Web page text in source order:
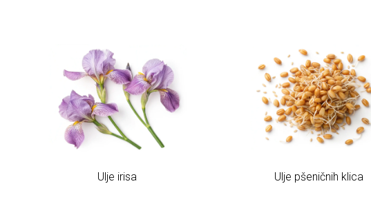
Ulje irisa Ulje pšeničnih klica